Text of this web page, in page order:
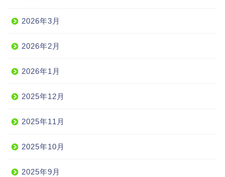
2026年3月
2026年2月
2026年1月
2025年12月
2025年11月
2025年10月
2025年9月